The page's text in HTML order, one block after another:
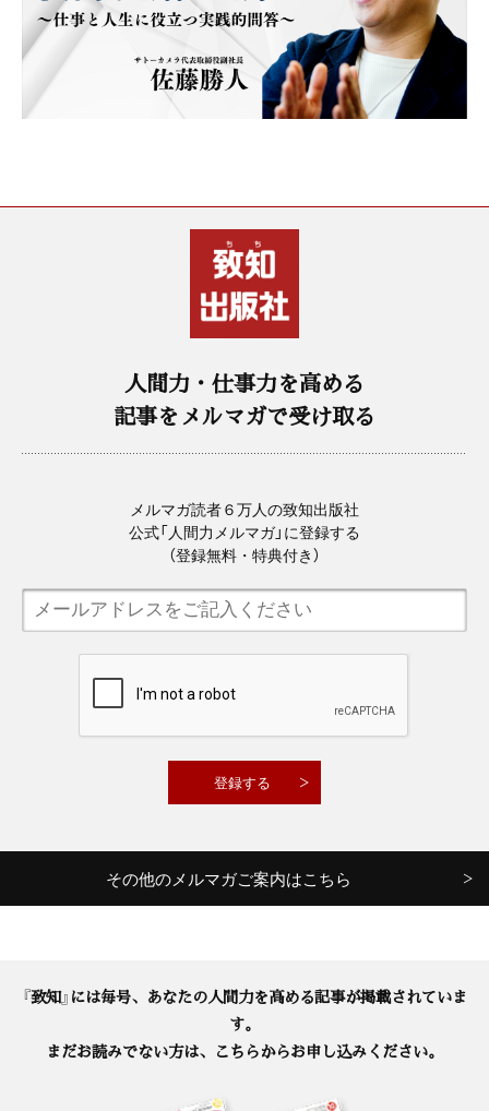
人間力・仕事力を高める
記事をメルマガで受け取る
メルマガ読者６万人の致知出版社
公式「人間力メルマガ」に登録する
（登録無料・特典付き）
その他のメルマガご案内はこちら
『致知』には毎号、あなたの人間力を高める記事が掲載されていま
す。
まだお読みでない方は、こちらからお申し込みください。